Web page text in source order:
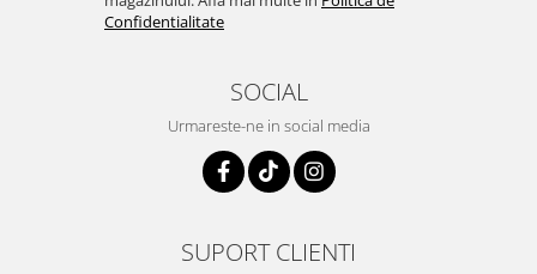
Confidentialitate
SOCIAL
Urmareste-ne in social media
SUPORT CLIENTI